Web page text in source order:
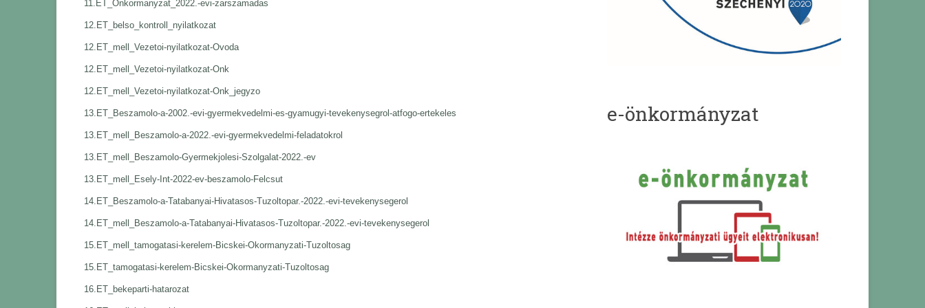
11.ET_Onkormanyzat_2022.-evi-zarszamadas
12.ET_belso_kontroll_nyilatkozat
12.ET_mell_Vezetoi-nyilatkozat-Ovoda
12.ET_mell_Vezetoi-nyilatkozat-Onk
12.ET_mell_Vezetoi-nyilatkozat-Onk_jegyzo
13.ET_Beszamolo-a-2002.-evi-gyermekvedelmi-es-gyamugyi-tevekenysegrol-atfogo-ertekeles
13.ET_mell_Beszamolo-a-2022.-evi-gyermekvedelmi-feladatokrol
13.ET_mell_Beszamolo-Gyermekjolesi-Szolgalat-2022.-ev
13.ET_mell_Esely-Int-2022-ev-beszamolo-Felcsut
14.ET_Beszamolo-a-Tatabanyai-Hivatasos-Tuzoltopar.-2022.-evi-tevekenysegerol
14.ET_mell_Beszamolo-a-Tatabanyai-Hivatasos-Tuzoltopar.-2022.-evi-tevekenysegerol
15.ET_mell_tamogatasi-kerelem-Bicskei-Okormanyzati-Tuzoltosag
15.ET_tamogatasi-kerelem-Bicskei-Okormanyzati-Tuzoltosag
16.ET_bekeparti-hatarozat
e-önkormányzat